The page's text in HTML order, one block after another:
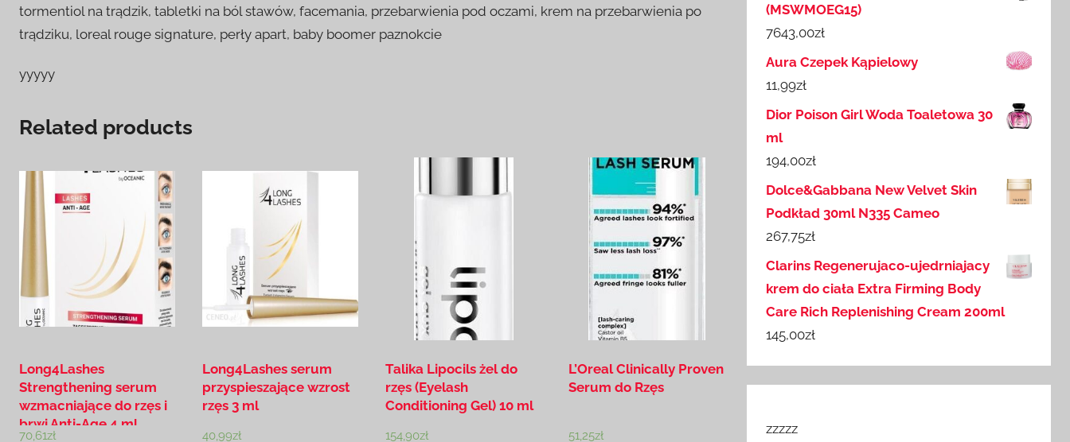
tormentiol na trądzik, tabletki na ból stawów, facemania, przebarwienia pod oczami, krem na przebarwienia po
trądziku, loreal rouge signature, perły apart, baby boomer paznokcie
yyyyy
Related products
Long4Lashes
Strengthening serum
wzmacniające do rzęs i
brwi Anti-Age 4 ml
70,61zł
Long4Lashes serum
przyspieszające wzrost
rzęs 3 ml
40,99zł
Talika Lipocils żel do
rzęs (Eyelash
Conditioning Gel) 10 ml
154,90zł
L’Oreal Clinically Proven
Serum do Rzęs
51,25zł
(MSWMOEG15)
7643,00zł
Aura Czepek Kąpielowy
11,99zł
Dior Poison Girl Woda Toaletowa 30
ml
194,00zł
Dolce&Gabbana New Velvet Skin
Podkład 30ml N335 Cameo
267,75zł
Clarins Regenerujaco-ujedrniajacy
krem do ciała Extra Firming Body
Care Rich Replenishing Cream 200ml
145,00zł
zzzzz